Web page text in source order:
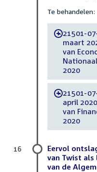
Te behandelen:
-21501-
maart
van
2020
-21501-
april
van
2020
Eervol
van Twist
van de
16